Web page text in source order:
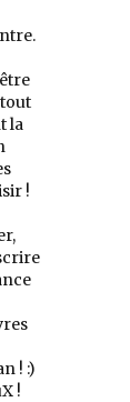
la
!
! :)
!